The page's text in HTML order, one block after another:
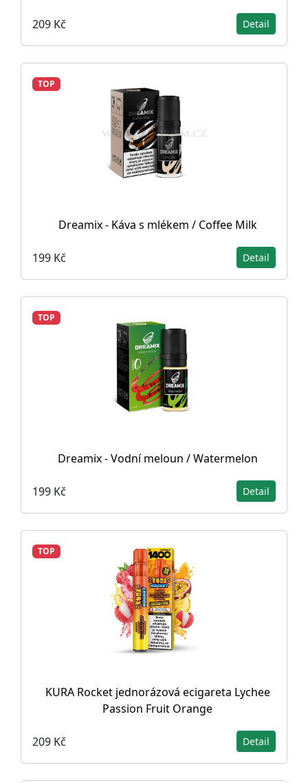
209 Kč Detail
TOP
Dreamix - Káva s mlékem / Coffee Milk
199 Kč Detail
TOP
Dreamix - Vodní meloun / Watermelon
199 Kč Detail
TOP
KURA Rocket jednorázová ecigareta Lychee
Passion Fruit Orange
209 Kč Detail